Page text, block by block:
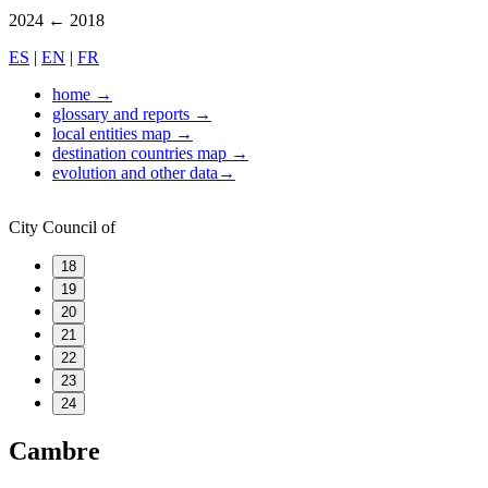
2024 ← 2018
ES | EN | FR
home →
glossary and reports →
local entities map →
destination countries map →
evolution and other data→
City Council of
18
19
20
21
22
23
24
Cambre